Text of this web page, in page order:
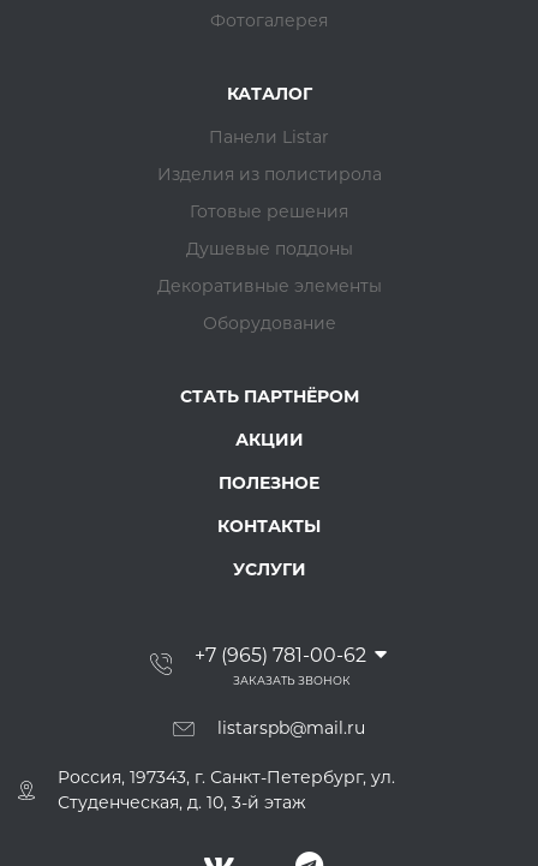
Фотогалерея
КАТАЛОГ
Панели Listar
Изделия из полистирола
Готовые решения
Душевые поддоны
Декоративные элементы
Оборудование
СТАТЬ ПАРТНЁРОМ
АКЦИИ
ПОЛЕЗНОЕ
КОНТАКТЫ
УСЛУГИ
+7 (965) 781-00-62
ЗАКАЗАТЬ ЗВОНОК
listarspb@mail.ru
Россия, 197343, г. Санкт-Петербург, ул.
Студенческая, д. 10, 3-й этаж